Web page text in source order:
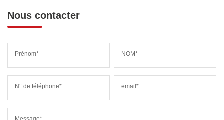
Nous contacter
Prénom* NOM*
N° de téléphone* email*